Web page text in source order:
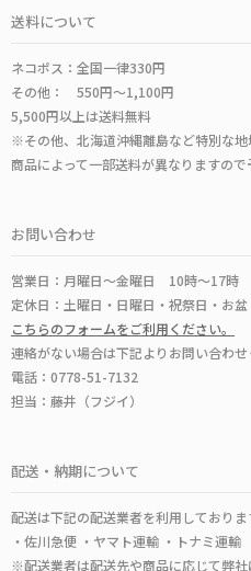
送料について
ネコポス：全国一律330円
その他： 550円～1,100円
5,500円以上は送料無料
※その他、北海道沖縄離島など特別な地
商品によって一部送料が異なりますので
お問い合わせ
営業日：月曜日～金曜日 10時～17時
定休日：土曜日・日曜日・祝祭日・お
こちらのフォームをご利用ください。
連絡がない場合は下記よりお問い合わ
電話：0778-51-7132
担当：藤井（フジイ）
配送・納期について
配送は下記の配送業者を利用しておりま
・佐川急便 ・ヤマト運輸 ・トナミ運輸
※配送業者は配送先や商品に応じて弊社